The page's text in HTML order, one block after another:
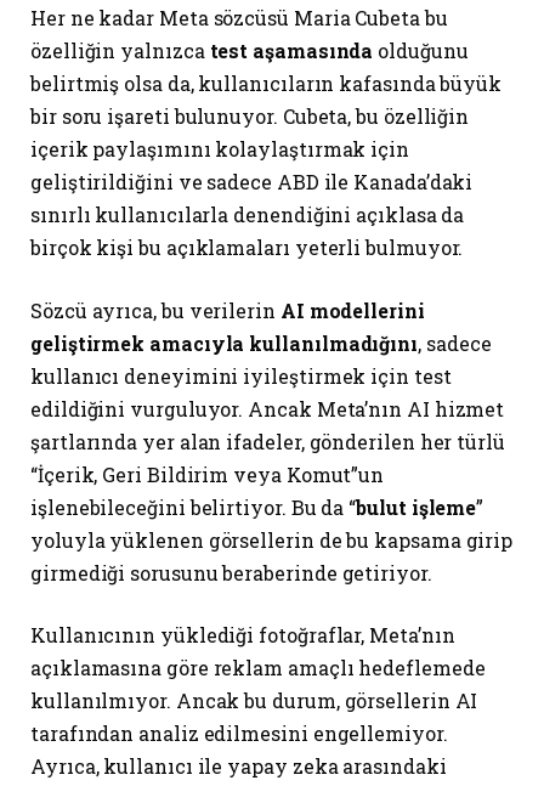
Her ne kadar Meta sözcüsü Maria Cubeta bu
özelliğin yalnızca test aşamasında olduğunu
belirtmiş olsa da, kullanıcıların kafasında büyük
bir soru işareti bulunuyor. Cubeta, bu özelliğin
içerik paylaşımını kolaylaştırmak için
geliştirildiğini ve sadece ABD ile Kanada’daki
sınırlı kullanıcılarla denendiğini açıklasa da
birçok kişi bu açıklamaları yeterli bulmuyor.
Sözcü ayrıca, bu verilerin AI modellerini
geliştirmek amacıyla kullanılmadığını, sadece
kullanıcı deneyimini iyileştirmek için test
edildiğini vurguluyor. Ancak Meta’nın AI hizmet
şartlarında yer alan ifadeler, gönderilen her türlü
“İçerik, Geri Bildirim veya Komut”un
işlenebileceğini belirtiyor. Bu da “bulut işleme”
yoluyla yüklenen görsellerin de bu kapsama girip
girmediği sorusunu beraberinde getiriyor.
Kullanıcının yüklediği fotoğraflar, Meta’nın
açıklamasına göre reklam amaçlı hedeflemede
kullanılmıyor. Ancak bu durum, görsellerin AI
tarafından analiz edilmesini engellemiyor.
Ayrıca, kullanıcı ile yapay zeka arasındaki